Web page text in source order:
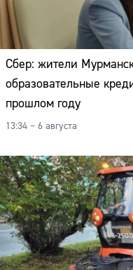
Сбер: жители
образовательные
прошлом году
13:34 – 6 августа